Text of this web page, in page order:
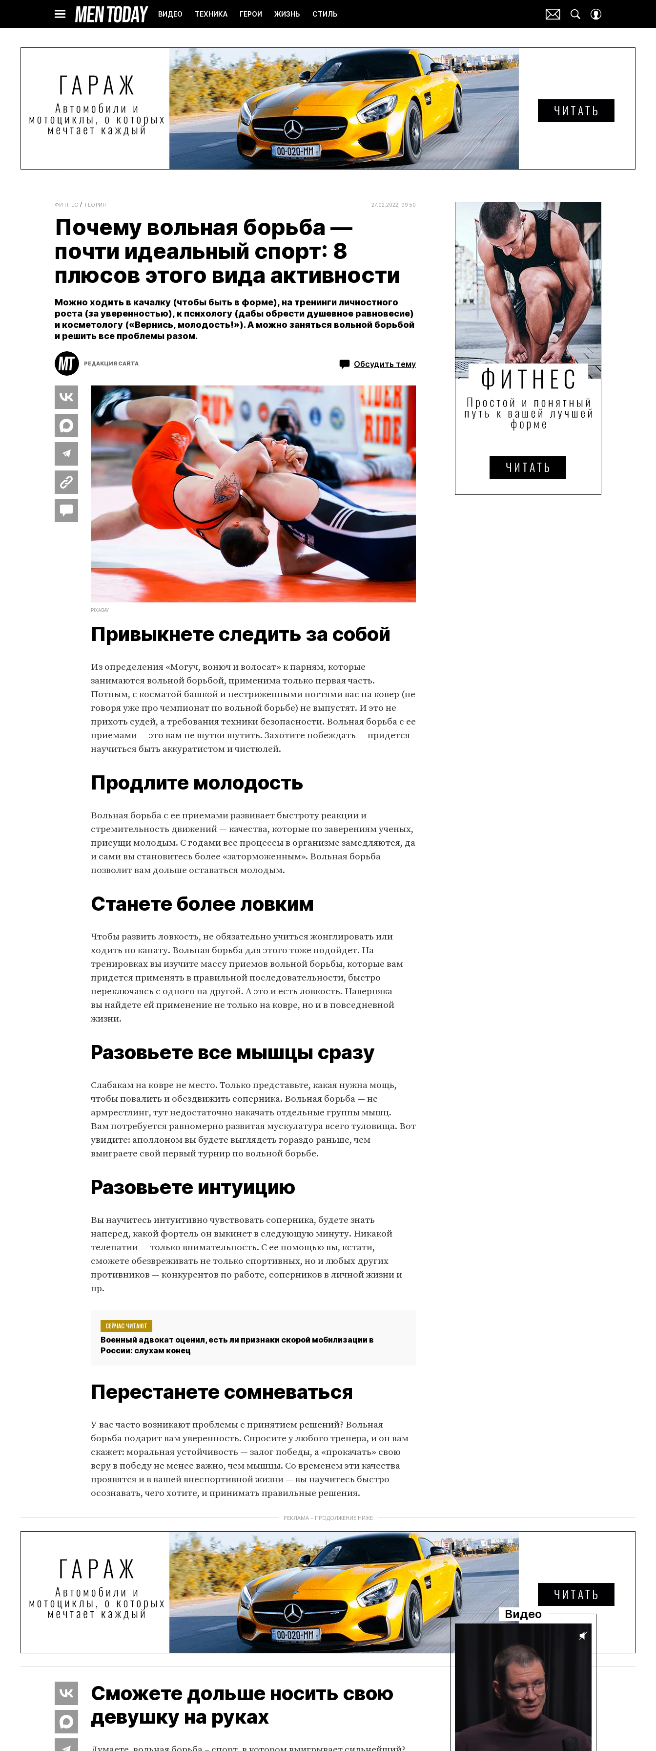
ВИДЕО ТЕХНИКА ГЕРОИ ЖИЗНЬ СТИЛЬ
ФИТНЕС ТЕОРИЯ 27.02.2022, 09:50
Почему вольная борьба —
почти идеальный спорт: 8
плюсов этого вида активности
Можно ходить в качалку (чтобы быть в форме), на тренинги личностного
роста (за уверенностью), к психологу (дабы обрести душевное равновесие)
и косметологу («Вернись, молодость!»). А можно заняться вольной борьбой
и решить все проблемы разом.
РЕДАКЦИЯ САЙТА Обсудить тему
PIXABAY
Привыкнете следить за собой
Из определения «Могуч, вонюч и волосат» к парням, которые
занимаются вольной борьбой, применима только первая часть.
Потным, с косматой башкой и нестриженными ногтями вас на ковер (не
говоря уже про чемпионат по вольной борьбе) не выпустят. И это не
прихоть судей, а требования техники безопасности. Вольная борьба с ее
приемами — это вам не шутки шутить. Захотите побеждать — придется
научиться быть аккуратистом и чистюлей.
Продлите молодость
Вольная борьба с ее приемами развивает быстроту реакции и
стремительность движений — качества, которые по заверениям ученых,
присущи молодым. С годами все процессы в организме замедляются, да
и сами вы становитесь более «заторможенным». Вольная борьба
позволит вам дольше оставаться молодым.
Станете более ловким
Чтобы развить ловкость, не обязательно учиться жонглировать или
ходить по канату. Вольная борьба для этого тоже подойдет. На
тренировках вы изучите массу приемов вольной борьбы, которые вам
придется применять в правильной последовательности, быстро
переключаясь с одного на другой. А это и есть ловкость. Наверняка
вы найдете ей применение не только на ковре, но и в повседневной
жизни.
Разовьете все мышцы сразу
Слабакам на ковре не место. Только представьте, какая нужна мощь,
чтобы повалить и обездвижить соперника. Вольная борьба — не
армрестлинг, тут недостаточно накачать отдельные группы мышц.
Вам потребуется равномерно развитая мускулатура всего туловища. Вот
увидите: аполлоном вы будете выглядеть гораздо раньше, чем
выиграете свой первый турнир по вольной борьбе.
Разовьете интуицию
Вы научитесь интуитивно чувствовать соперника, будете знать
наперед, какой фортель он выкинет в следующую минуту. Никакой
телепатии — только внимательность. С ее помощью вы, кстати,
сможете обезвреживать не только спортивных, но и любых других
противников — конкурентов по работе, соперников в личной жизни и
пр.
СЕЙЧАС ЧИТАЮТ
Военный адвокат оценил, есть ли признаки скорой мобилизации в
России: слухам конец
Перестанете сомневаться
У вас часто возникают проблемы с принятием решений? Вольная
борьба подарит вам уверенность. Спросите у любого тренера, и он вам
скажет: моральная устойчивость — залог победы, а «прокачать» свою
веру в победу не менее важно, чем мышцы. Со временем эти качества
проявятся и в вашей внеспортивной жизни — вы научитесь быстро
осознавать, чего хотите, и принимать правильные решения.
РЕКЛАМА – ПРОДОЛЖЕНИЕ НИЖЕ
Сможете дольше носить свою
девушку на руках